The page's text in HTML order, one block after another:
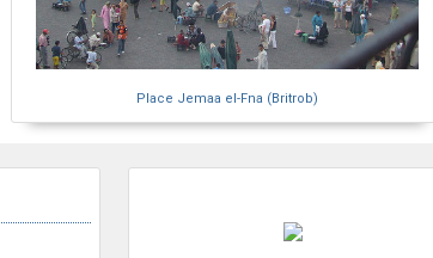
Place Jemaa el-Fna (Britrob)